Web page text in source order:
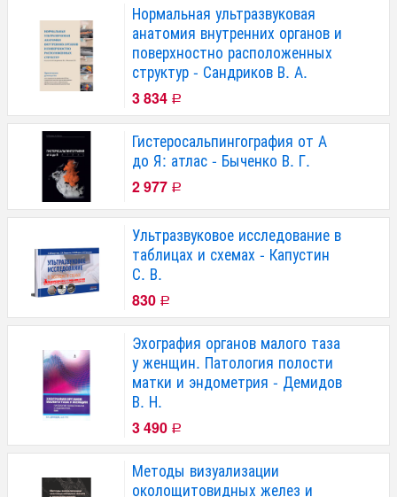
Нормальная ультразвуковая
анатомия внутренних органов и
поверхностно расположенных
структур - Сандриков В. А.
3 834 Р
Гистеросальпингография от А
до Я: атлас - Быченко В. Г.
2 977 Р
Ультразвуковое исследование в
таблицах и схемах - Капустин
С. В.
830 Р
Эхография органов малого таза
у женщин. Патология полости
матки и эндометрия - Демидов
В. Н.
3 490 Р
Методы визуализации
околощитовидных желез и